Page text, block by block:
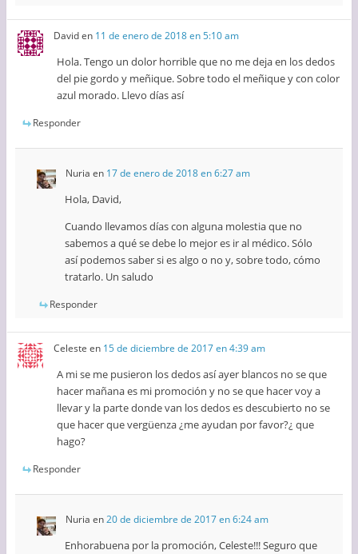
Daviden 11 de enero de 2018 en 5:10 am
Hola. Tengo un dolor horrible que no me deja en los dedos
del pie gordo y meñique. Sobre todo el meñique y con color
azul morado. Llevo días así
Responder
Nuria en 17 de enero de 2018 en 6:27 am
Hola, David,
Cuando llevamos días con alguna molestia que no
sabemos a qué se debe lo mejor es ir al médico. Sólo
así podemos saber si es algo o no y, sobre todo, cómo
tratarlo. Un saludo
Responder
Celeste en 15 de diciembre de 2017 en 4:39 am
A mi se me pusieron los dedos así ayer blancos no se que
hacer mañana es mi promoción y no se que hacer voy a
llevar y la parte donde van los dedos es descubierto no se
que hacer que vergüenza ¿me ayudan por favor?¿ que
hago?
Responder
Nuria en20 de diciembre de 2017 en 6:24 am
Enhorabuena por la promoción, Celeste!!! Seguro que